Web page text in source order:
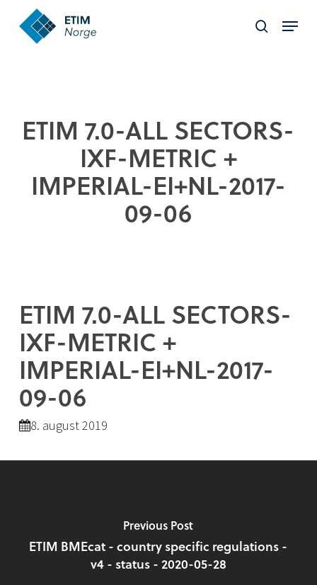
search
Menu
ETIM 7.0-ALL SECTORS-
IXF-METRIC +
IMPERIAL-EI+NL-2017-
09-06
ETIM 7.0-ALL SECTORS-
IXF-METRIC +
IMPERIAL-EI+NL-2017-
09-06
8. august 2019
Previous Post
ETIM BMEcat - country specific regulations -
v4 - status - 2020-05-28